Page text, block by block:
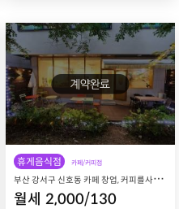
휴게음식점 카페/커피점
부
산 강서구 신호동 카페 창업, 커피를사랑하는나 매매 양도양수
월세 2,000/130